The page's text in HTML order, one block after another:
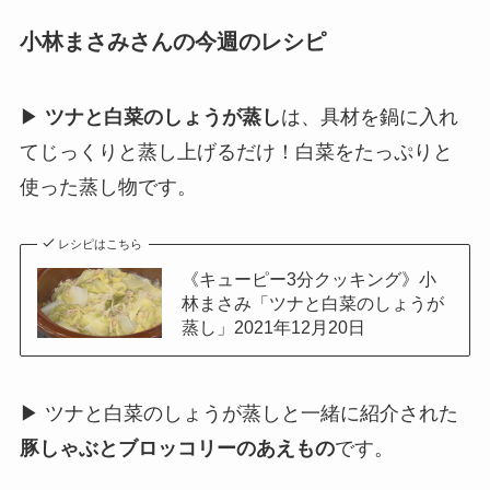
小林まさみさんの今週のレシピ
▶ ツナと白菜のしょうが蒸しは、具材を鍋に入れ
てじっくりと蒸し上げるだけ！白菜をたっぷりと
使った蒸し物です。
レシピはこちら
《キューピー3分クッキング》小
林まさみ「ツナと白菜のしょうが
蒸し」2021年12月20日
▶ ツナと白菜のしょうが蒸しと一緒に紹介された
豚しゃぶとブロッコリーのあえものです。